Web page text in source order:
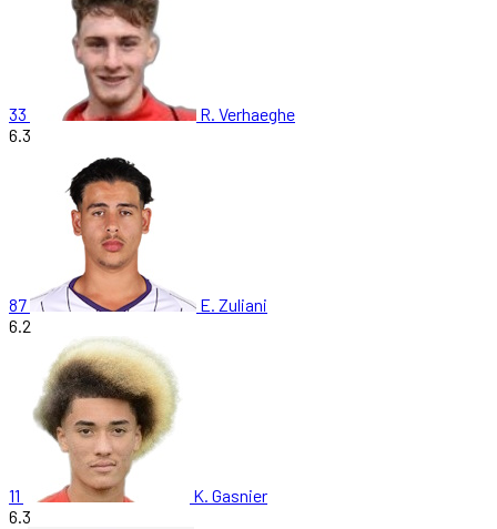
33
R. Verhaeghe
6.3
87
E. Zuliani
6.2
11
K. Gasnier
6.3